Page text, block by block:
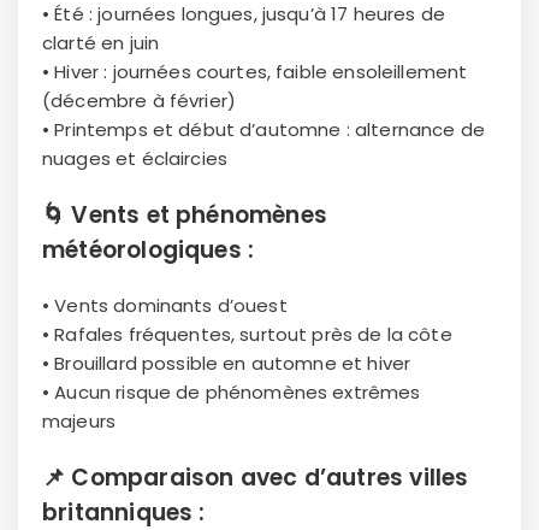
• Été : journées longues, jusqu’à 17 heures de
clarté en juin
• Hiver : journées courtes, faible ensoleillement
(décembre à février)
• Printemps et début d’automne : alternance de
nuages et éclaircies
🌀Vents et phénomènes
météorologiques :
• Vents dominants d’ouest
• Rafales fréquentes, surtout près de la côte
• Brouillard possible en automne et hiver
• Aucun risque de phénomènes extrêmes
majeurs
📌 Comparaison avec d’autres villes
britanniques :